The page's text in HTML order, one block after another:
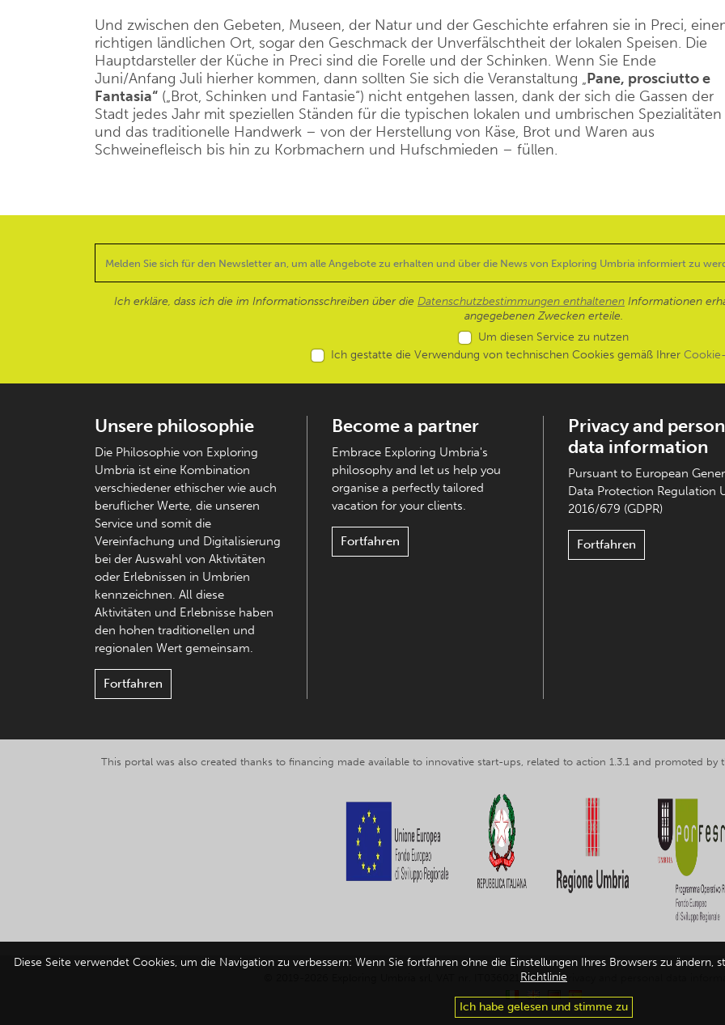
Und zwischen den Gebeten, Museen, der Natur und der Geschichte erfahren sie in Preci,
richtigen ländlichen Ort, sogar den Geschmack der Unverfälschtheit der lokalen Speisen. Die
Hauptdarsteller der Küche in Preci sind die Forelle und der Schinken. Wenn Sie Ende
Juni/Anfang Juli hierher kommen, dann sollten Sie sich die Veranstaltung „Pane, prosciutto e
Fantasia“ („Brot, Schinken und Fantasie“) nicht entgehen lassen, dank der sich die Gassen der
Stadt jedes Jahr mit speziellen Ständen für die typischen lokalen und umbrischen Spezialitäten
und das traditionelle Handwerk – von der Herstellung von Käse, Brot und Waren aus
Schweinefleisch bis hin zu Korbmachern und Hufschmieden – füllen.
Ich erkläre, dass ich die im Informationsschreiben über die Datenschutzbestimmungen enthaltenen Informationen
angegebenen Zwecken erteile.
Um diesen Service zu nutzen
Ich gestatte die Verwendung von technischen Cookies gemäß Ihrer
Unsere philosophie
Die Philosophie von Exploring
Umbria ist eine Kombination
verschiedener ethischer wie auch
beruflicher Werte, die unseren
Service und somit die
Vereinfachung und Digitalisierung
bei der Auswahl von Aktivitäten
oder Erlebnissen in Umbrien
kennzeichnen. All diese
Aktivitäten und Erlebnisse haben
den hohen traditionellen und
regionalen Wert gemeinsam.
Fortfahren
Become a partner
Embrace Exploring Umbria's
philosophy and let us help you
organise a perfectly tailored
vacation for your clients.
Fortfahren
Privacy and
data information
Pursuant to European
Data Protection Regulation
2016/679 (GDPR)
Fortfahren
This portal was also created thanks to financing made available to innovative start-ups, related to action 1.3.1 and promoted by
© 2019-2026 Exploring Umbria srl, VAT nr. IT03602120549 -Privacy and personal data
Diese Seite verwendet Cookies, um die Navigation zu verbessern: Wenn Sie fortfahren ohne die Einstellungen Ihres Browsers zu
Richtlinie
Ich habe gelesen und stimme zu